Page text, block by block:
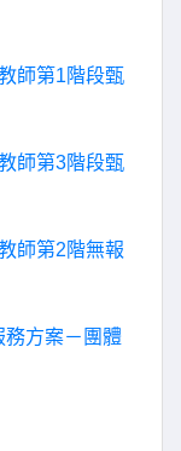
師第1階段甄
師第3階段甄
師第2階無報
務方案－團體